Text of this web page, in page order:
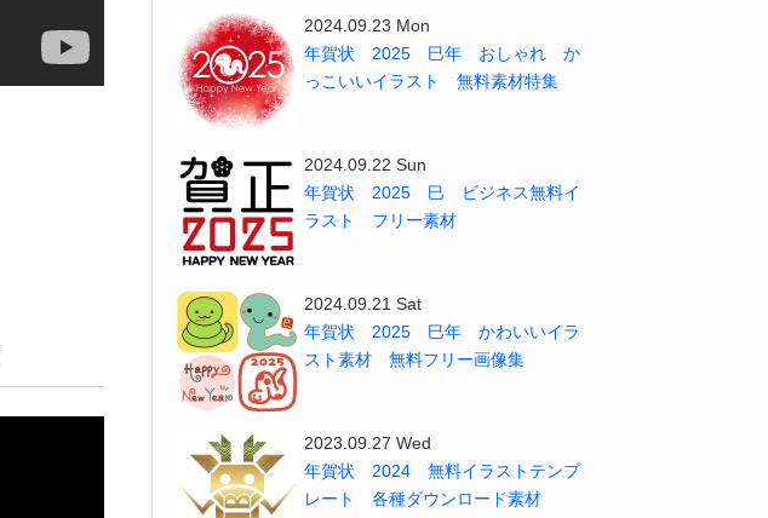
2024.09.23 Mon
年賀状 2025 巳年 おしゃれ か
っこいいイラスト 無料素材特集
2024.09.22 Sun
年賀状 2025 巳 ビジネス無料イ
ラスト フリー素材
2024.09.21 Sat
年賀状 2025 巳年 かわいいイラ
スト素材 無料フリー画像集
2023.09.27 Wed
年賀状 2024 無料イラストテンプ
レート 各種ダウンロード素材